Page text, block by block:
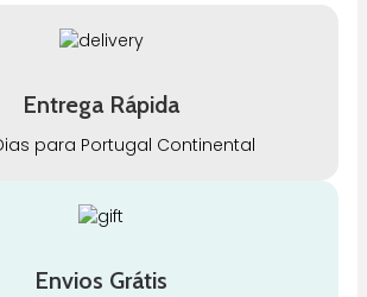
Entrega Rápida
para Portugal Continental
Envios Grátis